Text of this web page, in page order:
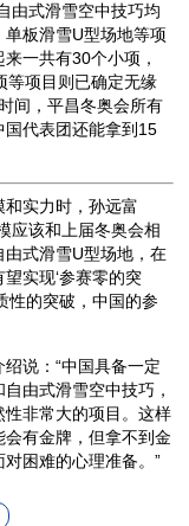
由式滑雪空中技巧均
板滑雪U型场地等项
一共有30个小项，
等项目则已确定无缘
间，平昌冬奥会所有
国代表团还能拿到15
实力时，孙远富
应该和上届冬奥会相
式滑雪U型场地，在
实现‘参赛零的突
性的突破，中国的参
说：“中国具备一定
由式滑雪空中技巧，
非常大的项目。这样
有金牌，但拿不到金
困难的心理准备。”